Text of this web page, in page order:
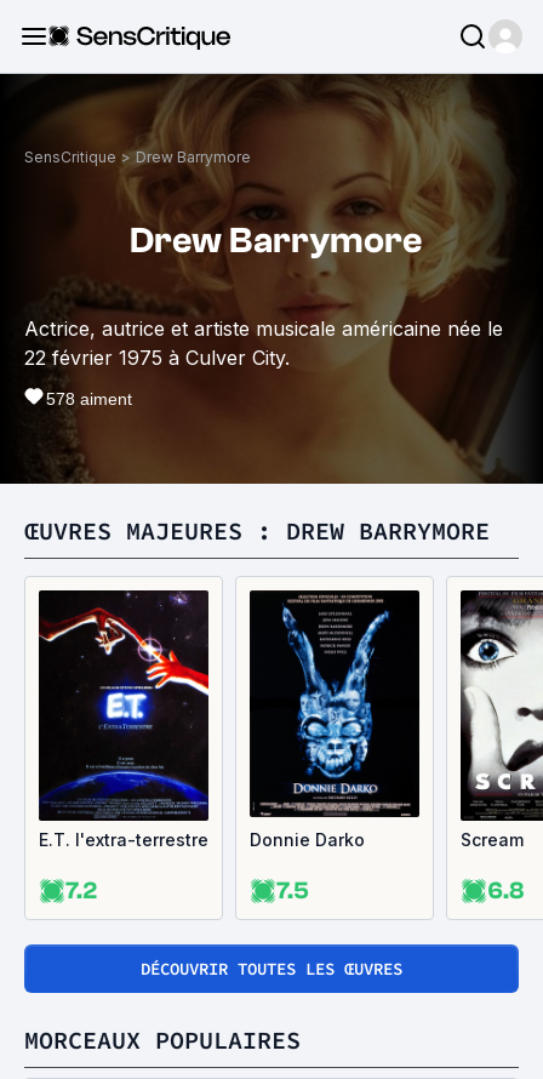
SensCritique > Drew Barrymore
Drew Barrymore
Actrice, autrice et artiste musicale américaine née le
22 février 1975 à Culver City.
578 aiment
ŒUVRES MAJEURES : DREW BARRYMORE
E.T. l'extra-terrestre
7.2
Donnie Darko
7.5
Scream
6.8
DÉCOUVRIR TOUTES LES ŒUVRES
MORCEAUX POPULAIRES